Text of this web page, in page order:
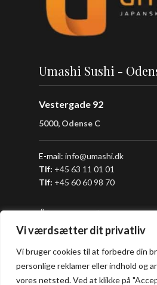
Vi værdsætter dit privatliv
Vi bruger cookies til at forbedre din
personlige reklamer eller indhold og
vores netsted. Ved at klikke på
Umashi Sushi -
Vestergade 92
5000, Odense C
E-mail: info@umashi.dk
Tlf: +45 63 11 01 01
Tlf: +45 60 60 98 70
Åbningstider
Frokost: 12:00 - 16:00
Aften: 17:00 - 22:00